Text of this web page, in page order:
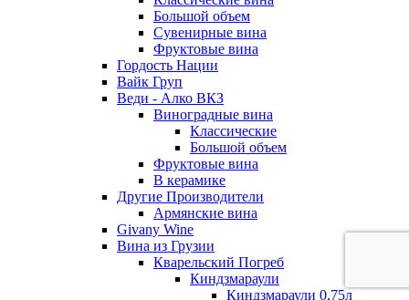
Большой объем
Сувенирные вина
Фруктовые вина
Гордость Нации
Вайк Груп
Веди - Алко ВКЗ
Виноградные вина
Классические
Большой объем
Фруктовые вина
В керамике
Другие Производители
Армянские вина
Givany Wine
Вина из Грузии
Кварельский Погреб
Киндзмараули
Киндзмараули 0,75л